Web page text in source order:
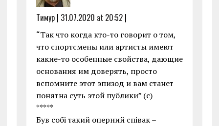
Тимур| 31.07.2020 at 20:52|
“Так что когда кто-то говорит о том,
что спортсмены или артисты имеют
какие-то особенные свойства, дающие
основания им доверять, просто
вспомните этот эпизод и вам станет
понятна суть этой публики” (с)
*****
Був собі такий оперний співак –